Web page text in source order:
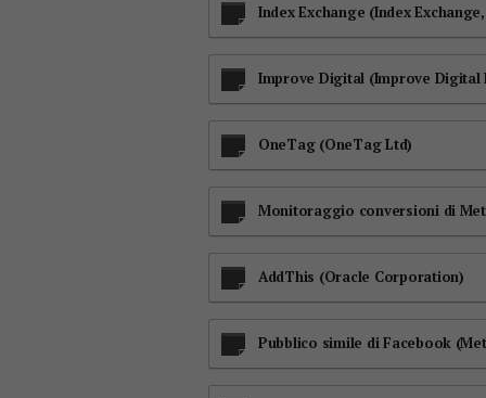
Index Exchange (Index
Improve Digital (Improve Digital
OneTag (OneTag Ltd)
Monitoraggio conversioni di
AddThis (Oracle Corporation)
Pubblico simile di Facebook